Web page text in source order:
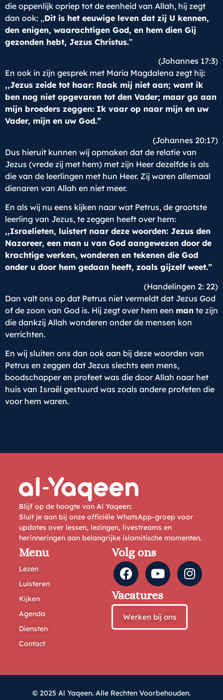
die oppenlijk opriep tot de eenheid van Allah, hij zegt
dan ook: ,,Dit is het eeuwige leven dat zij U kennen,
den enigen, waarachtigen God, en hem dien Gij
gezonden hebt, Jezus Christus.”
(Johannes 17:3)
En ook in zijn gesprek met Maria Magdalena zegt hij:
,,Jezus zeide tot haar: Raak mij niet aan; want ik
ben nog niet opgevaren tot den Vader; maar ga aan
mijn broeders zeggen: Ik vaar op naar mijn en uw
Vader, mijn en uw God.”
(Johannes 20:17)
Dus hieruit kunnen wij opmaken dat de relatie van
Jezus (vrede zij met hem) met zijn Heer dezelfde is als
die van de leerlingen met hun Heer. Zij waren allemaal
dienaren van Allah en niet meer.
En als wij nu eens kijken naar wat Petrus, de grootste
leerling van Jezus, te zeggen heeft over hem:
,,Israelieten, luistert naar deze woorden: Jezus den
Nazoreer, een man u van God aangewezen door de
krachtige werken, wonderen en tekenen die God
onder u door hem gedaan heeft, zoals gijzelf weet.”
(Handelingen 2: 22)
Dan valt ons op dat Petrus niet vermeldt dat Jezus God
of de zoon van God is. Hij zegt over hem een man te zijn
die dankzij Allah wonderen onder de mensen kon
verrichten.
En wij sluiten ons dan ook aan bij deze woorden van
Petrus en zeggen dat Jezus slechts een mens,
boodschapper en profeet was die door Allah naar het
huis van Israël gestuurd was zoals andere profeten die
voor hem waren.
Blijf op de hoogte van Al Yaqeen:
Sluit je aan bij onze officiële WhatsApp-groep voor
updates over lessen, lezingen, livestreams en
herinneringen aan belangrijke islamitische momenten.
Menu
Lezen
Luisteren
Kijken
Agenda
Diensten
Contact
Volg ons
Vacatures
Werken bij ons
© 2025 Al Yaqeen. Alle Rechten Voorbehouden.